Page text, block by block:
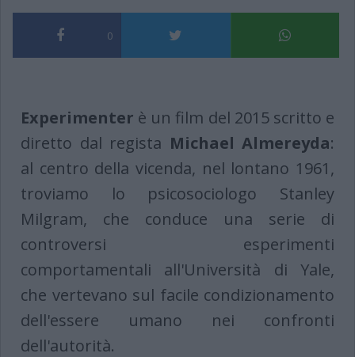
0
Experimenter è un film del 2015 scritto e
diretto dal regista Michael Almereyda:
al centro della vicenda, nel lontano 1961,
troviamo lo psicosociologo Stanley
Milgram, che conduce una serie di
controversi esperimenti
comportamentali all'Università di Yale,
che vertevano sul facile condizionamento
dell'essere umano nei confronti
dell'autorità.